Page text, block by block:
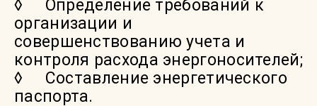
◊ Определение требований к
организации и
совершенствованию учета и
контроля расхода энергоносителей;
◊ Составление энергетического
паспорта.